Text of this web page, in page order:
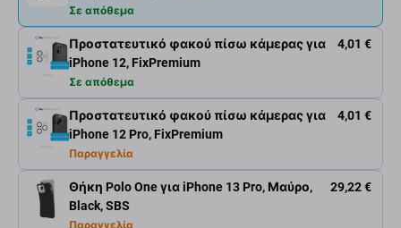
Προστατευτικό φακού πίσω κάμερας για
iPhone 12, FixPremium
4,01 €
Σε απόθεμα
Προστατευτικό φακού πίσω κάμερας για
iPhone 12 Pro, FixPremium
4,01 €
Παραγγελία
Θήκη Polo One για iPhone 13 Pro, Μαύρο,
Black, SBS
29,22 €
Σε απόθεμα